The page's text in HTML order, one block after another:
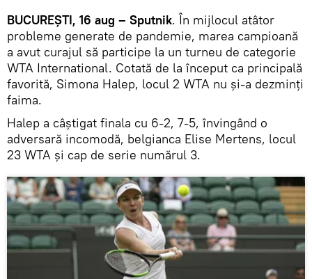
BUCUREȘTI, 16 aug – Sputnik. În mijlocul atâtor
probleme generate de pandemie, marea campioană
a avut curajul să participe la un turneu de categorie
WTA International. Cotată de la început ca principală
favorită, Simona Halep, locul 2 WTA nu și-a dezminți
faima.
Halep a câştigat finala cu 6-2, 7-5, învingând o
adversară incomodă, belgianca Elise Mertens, locul
23 WTA şi cap de serie numărul 3.